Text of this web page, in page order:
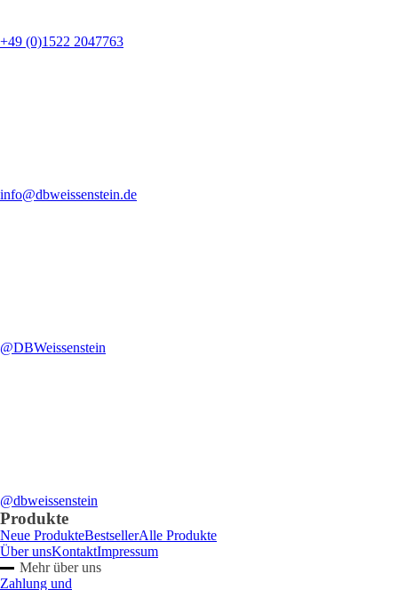
+49 (0)1522 2047763
info@dbweissenstein.de
@DBWeissenstein
@dbweissenstein
Produkte
Neue ProdukteBestsellerAlle Produkte
Über unsKontaktImpressum
Mehr über uns
Zahlung und